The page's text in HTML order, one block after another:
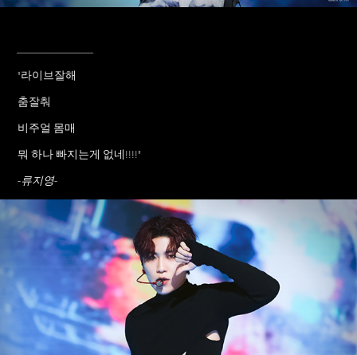
"라이브잘해
춤잘춰
비주얼 몸매
뭐 하나 빠지는게 없네!!!!"
-류지영-